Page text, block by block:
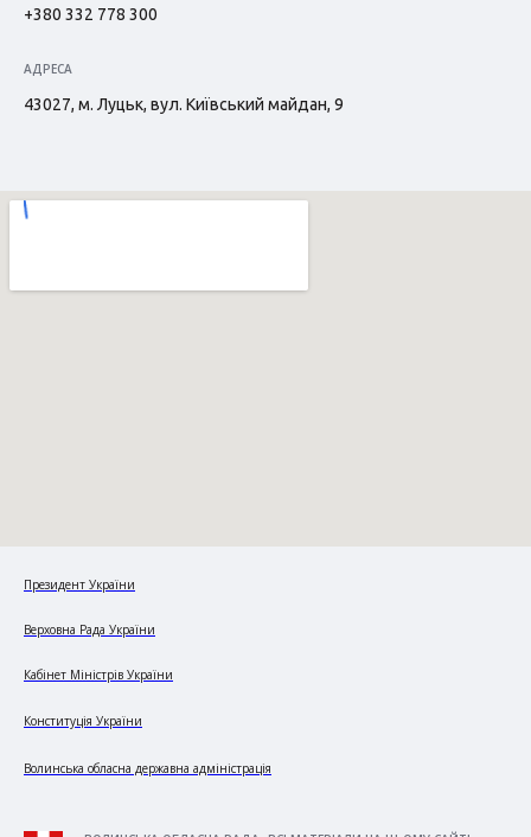
+380 332 778 300
АДРЕСА
43027, м. Луцьк, вул. Київський майдан, 9
Президент України
Верховна Рада України
Кабінет Міністрів України
Конституція України
Волинська обласна державна адміністрація